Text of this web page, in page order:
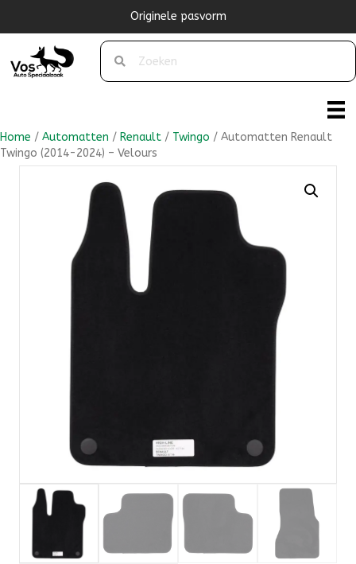
Originele pasvorm
Home / Automatten / Renault / Twingo / Automatten Renault
Twingo (2014-2024) – Velours